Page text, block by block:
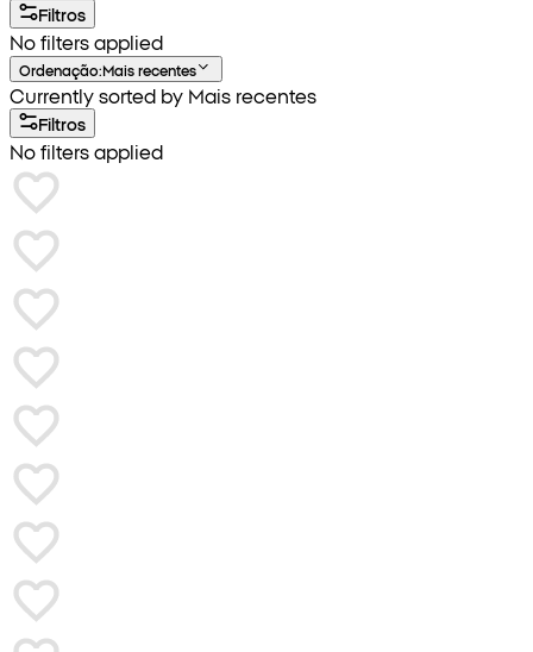
Filtros
No filters applied
Ordenação:Mais recentes
Currently sorted by Mais recentes
Filtros
No filters applied